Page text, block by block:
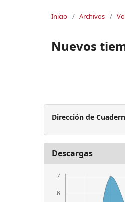
Inicio / Archivos /
Nuevos
Dirección de
Descargas